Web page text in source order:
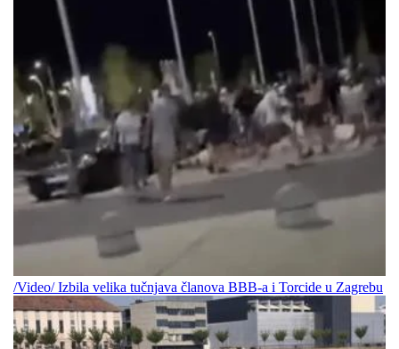
/Video/ Izbila velika tučnjava članova BBB-a i Torcide u Zagrebu